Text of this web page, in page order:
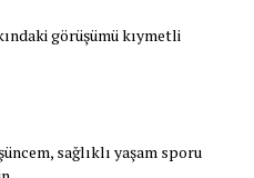
görüşümü kıymetli
sağlıklı yaşam sporu